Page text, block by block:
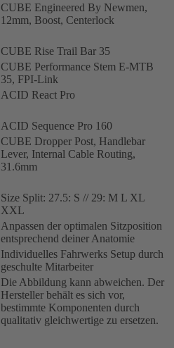
CUBE Engineered By Newmen,
12mm, Boost, Centerlock
CUBE Rise Trail Bar 35
CUBE Performance Stem E-MTB
35, FPI-Link
ACID React Pro
ACID Sequence Pro 160
CUBE Dropper Post, Handlebar
Lever, Internal Cable Routing,
31.6mm
Size Split: 27.5: S // 29: M L XL
XXL
Anpassen der optimalen Sitzposition
entsprechend deiner Anatomie
Individuelles Fahrwerks Setup durch
geschulte Mitarbeiter
Die Abbildung kann abweichen. Der
Hersteller behält es sich vor,
bestimmte Komponenten durch
qualitativ gleichwertige zu ersetzen.